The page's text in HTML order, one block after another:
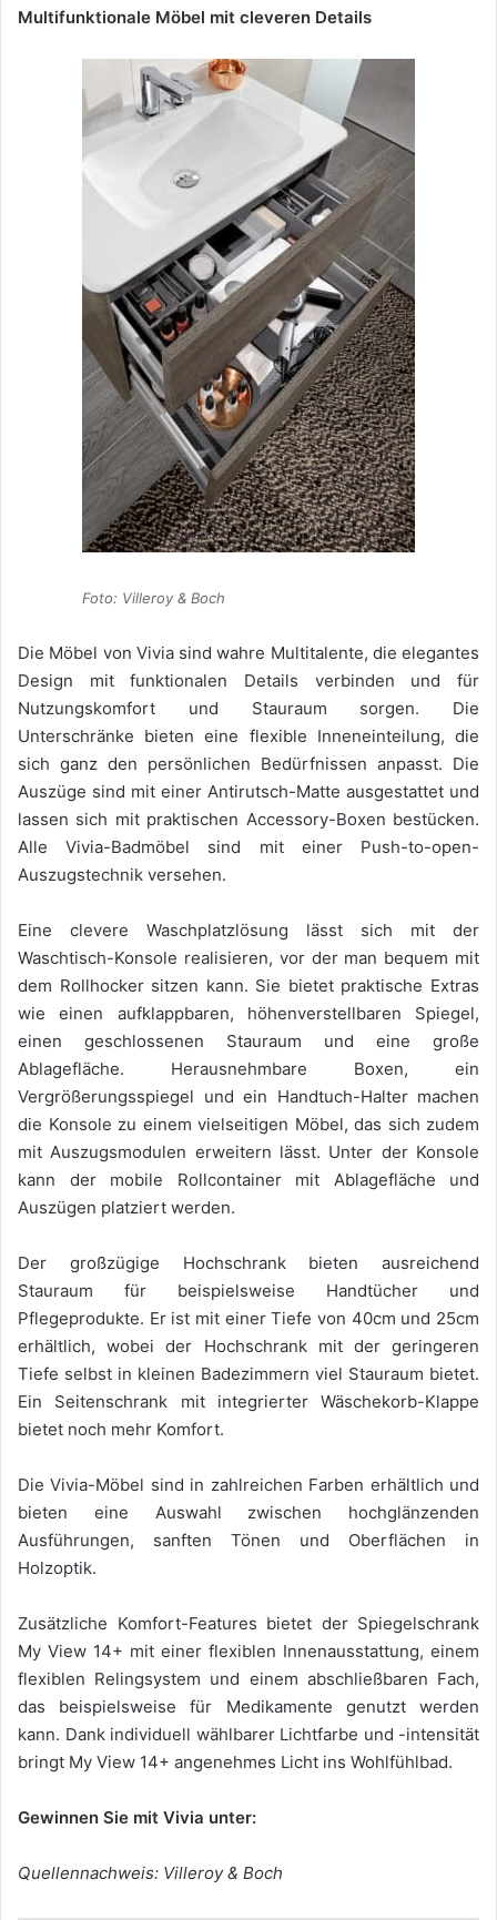
Multifunktionale Möbel mit cleveren Details
Foto: Villeroy & Boch
Die Möbel von Vivia sind wahre Multitalente, die elegantes
Design mit funktionalen Details verbinden und für
Nutzungskomfort und Stauraum sorgen. Die
Unterschränke bieten eine flexible Inneneinteilung, die
sich ganz den persönlichen Bedürfnissen anpasst. Die
Auszüge sind mit einer Antirutsch-Matte ausgestattet und
lassen sich mit praktischen Accessory-Boxen bestücken.
Alle Vivia-Badmöbel sind mit einer Push-to-open-
Auszugstechnik versehen.
Eine clevere Waschplatzlösung lässt sich mit der
Waschtisch-Konsole realisieren, vor der man bequem mit
dem Rollhocker sitzen kann. Sie bietet praktische Extras
wie einen aufklappbaren, höhenverstellbaren Spiegel,
einen geschlossenen Stauraum und eine große
Ablagefläche. Herausnehmbare Boxen, ein
Vergrößerungsspiegel und ein Handtuch-Halter machen
die Konsole zu einem vielseitigen Möbel, das sich zudem
mit Auszugsmodulen erweitern lässt. Unter der Konsole
kann der mobile Rollcontainer mit Ablagefläche und
Auszügen platziert werden.
Der großzügige Hochschrank bieten ausreichend
Stauraum für beispielsweise Handtücher und
Pflegeprodukte. Er ist mit einer Tiefe von 40cm und 25cm
erhältlich, wobei der Hochschrank mit der geringeren
Tiefe selbst in kleinen Badezimmern viel Stauraum bietet.
Ein Seitenschrank mit integrierter Wäschekorb-Klappe
bietet noch mehr Komfort.
Die Vivia-Möbel sind in zahlreichen Farben erhältlich und
bieten eine Auswahl zwischen hochglänzenden
Ausführungen, sanften Tönen und Oberflächen in
Holzoptik.
Zusätzliche Komfort-Features bietet der Spiegelschrank
My View 14+ mit einer flexiblen Innenausstattung, einem
flexiblen Relingsystem und einem abschließbaren Fach,
das beispielsweise für Medikamente genutzt werden
kann. Dank individuell wählbarer Lichtfarbe und -intensität
bringt My View 14+ angenehmes Licht ins Wohlfühlbad.
Gewinnen Sie mit Vivia unter:
Quellennachweis: Villeroy & Boch